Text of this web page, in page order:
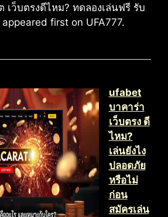
เว็บตรงดีไหม? ทดลองเล่นฟรี รับ
appeared first on UFA777.
ufabet
บาคาร่า
เว็บตรง ดี
ไหม?
เล่นยังไง
ปลอดภัย
หรือไม่
ก่อน
สมัครเล่น